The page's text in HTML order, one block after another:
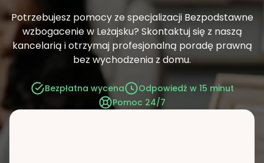
Potrzebujesz pomocy ze specjalizacji Bezpodstawne
wzbogacenie w Leżajsku? Skontaktuj się z naszą
kancelarią i otrzymaj profesjonalną poradę prawną
bez wychodzenia z domu.
Bezpłatna wycena
Odpowiedź w 15 minut
Pomoc 24/7